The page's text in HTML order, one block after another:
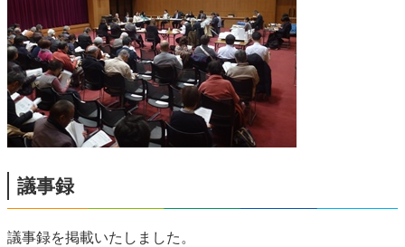
議事録
議事録を掲載いたしました。